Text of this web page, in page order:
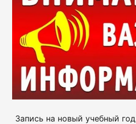
Запись на новый учебный год